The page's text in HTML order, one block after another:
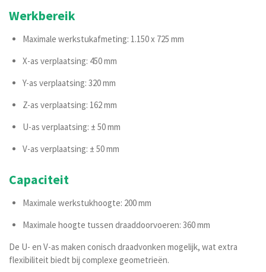
Werkbereik
Maximale werkstukafmeting: 1.150 x 725 mm
X-as verplaatsing: 450 mm
Y-as verplaatsing: 320 mm
Z-as verplaatsing: 162 mm
U-as verplaatsing: ± 50 mm
V-as verplaatsing: ± 50 mm
Capaciteit
Maximale werkstukhoogte: 200 mm
Maximale hoogte tussen draaddoorvoeren: 360 mm
De U- en V-as maken conisch draadvonken mogelijk, wat extra
flexibiliteit biedt bij complexe geometrieën.